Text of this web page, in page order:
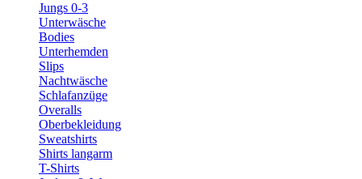
Jungs 0-3
Unterwäsche
Bodies
Unterhemden
Slips
Nachtwäsche
Schlafanzüge
Overalls
Oberbekleidung
Sweatshirts
Shirts langarm
T-Shirts